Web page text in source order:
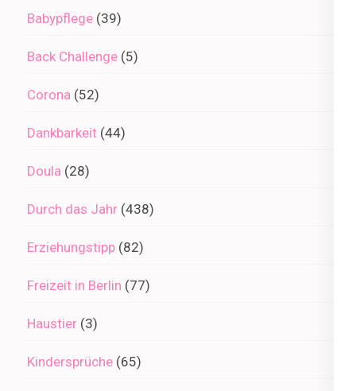
Babypflege (39)
Back Challenge (5)
Corona (52)
Dankbarkeit (44)
Doula (28)
Durch das Jahr (438)
Erziehungstipp (82)
Freizeit in Berlin (77)
Haustier (3)
Kindersprüche (65)